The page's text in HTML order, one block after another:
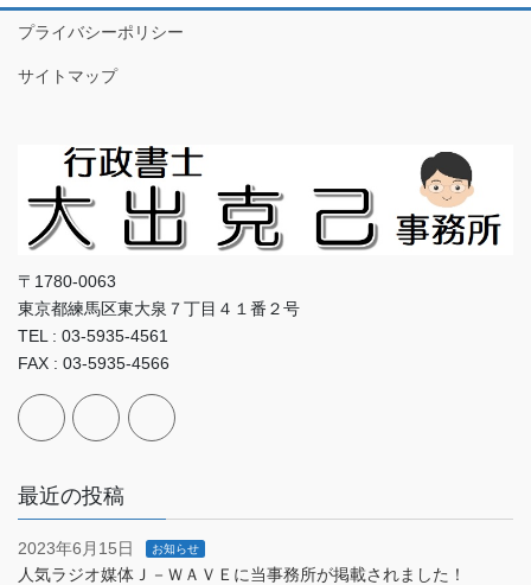
プライバシーポリシー
サイトマップ
〒1780-0063
東京都練馬区東大泉７丁目４１番２号
TEL : 03-5935-4561
FAX : 03-5935-4566
最近の投稿
2023年6月15日 お知らせ
人気ラジオ媒体Ｊ－ＷＡＶＥに当事務所が掲載されました！